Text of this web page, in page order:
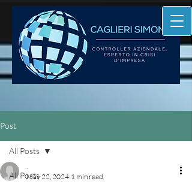
Post
All Posts
All Posts
.
May 22, 2024 1 min read